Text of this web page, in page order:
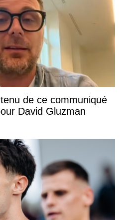
de ce communiqué
David Gluzman